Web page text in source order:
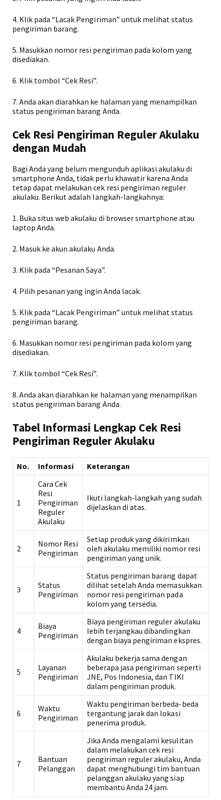
4. Klik pada “Lacak Pengiriman” untuk melihat status
pengiriman barang.
5. Masukkan nomor resi pengiriman pada kolom yang
disediakan.
6. Klik tombol “Cek Resi”.
7. Anda akan diarahkan ke halaman yang menampilkan
status pengiriman barang Anda.
Cek Resi Pengiriman Reguler Akulaku
dengan Mudah
Bagi Anda yang belum mengunduh aplikasi akulaku di
smartphone Anda, tidak perlu khawatir karena Anda
tetap dapat melakukan cek resi pengiriman reguler
akulaku. Berikut adalah langkah-langkahnya:
1. Buka situs web akulaku di browser smartphone atau
laptop Anda.
2. Masuk ke akun akulaku Anda.
3. Klik pada “Pesanan Saya”.
4. Pilih pesanan yang ingin Anda lacak.
5. Klik pada “Lacak Pengiriman” untuk melihat status
pengiriman barang.
6. Masukkan nomor resi pengiriman pada kolom yang
disediakan.
7. Klik tombol “Cek Resi”.
8. Anda akan diarahkan ke halaman yang menampilkan
status pengiriman barang Anda.
Tabel Informasi Lengkap Cek Resi
Pengiriman Reguler Akulaku
No. Informasi Keterangan
1
Cara Cek
Resi
Pengiriman
Reguler
Akulaku
Ikuti langkah-langkah yang sudah
dijelaskan di atas.
2
Nomor Resi
Pengiriman
Setiap produk yang dikirimkan
oleh akulaku memiliki nomor resi
pengiriman yang unik.
3
Status
Pengiriman
Status pengiriman barang dapat
dilihat setelah Anda memasukkan
nomor resi pengiriman pada
kolom yang tersedia.
4
Biaya
Pengiriman
Biaya pengiriman reguler akulaku
lebih terjangkau dibandingkan
dengan biaya pengiriman ekspres.
5
Layanan
Pengiriman
Akulaku bekerja sama dengan
beberapa jasa pengiriman seperti
JNE, Pos Indonesia, dan TIKI
dalam pengiriman produk.
6
Waktu
Pengiriman
Waktu pengiriman berbeda-beda
tergantung jarak dan lokasi
penerima produk.
7
Bantuan
Pelanggan
Jika Anda mengalami kesulitan
dalam melakukan cek resi
pengiriman reguler akulaku, Anda
dapat menghubungi tim bantuan
pelanggan akulaku yang siap
membantu Anda 24 jam.